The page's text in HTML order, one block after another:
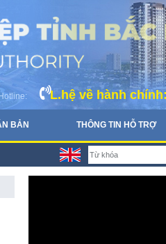
Hotline: L.hệ về hành
BẢN THÔNG TIN HỖ TRỢ